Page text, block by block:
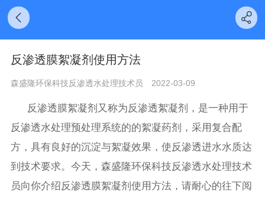
反渗透膜絮凝剂使用方法
森盛隆环保科技反渗透水处理技术员 2022-03-09
反渗透膜絮凝剂又称为反渗透絮凝剂，是一种用于
反渗透水处理预处理系统的的絮凝药剂，采用复合配
方，具有良好的沉淀与絮凝效果，使反渗透进水水质达
到技术要求。今天，森盛隆环保科技反渗透水处理技术
员向你介绍反渗透膜絮凝剂使用方法，请耐心的往下阅